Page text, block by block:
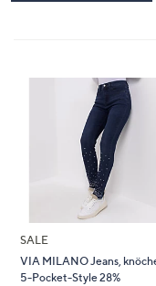
SALE
VIA MILANO Jeans,
5-Pocket-Style 28%